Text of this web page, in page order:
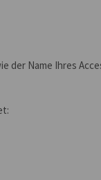
der Name Ihres